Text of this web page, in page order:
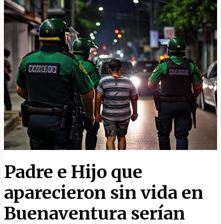
Padre e Hijo que
aparecieron sin vida en
Buenaventura serían